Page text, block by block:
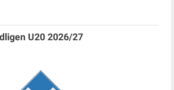
U20 2026/27